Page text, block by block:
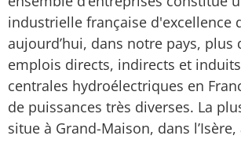
industrielle française d'excellence
aujourd’hui, dans notre pays, plus
emplois directs, indirects et
centrales hydroélectriques en
de puissances très diverses. La
situe à Grand-Maison, dans